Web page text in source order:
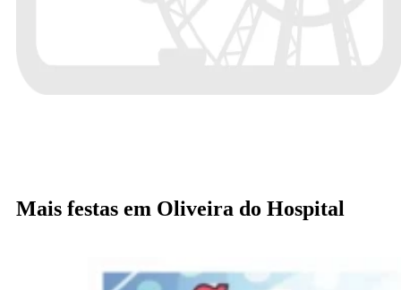
Mais festas em Oliveira do Hospital